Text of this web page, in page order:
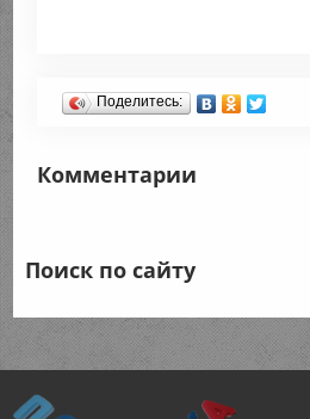
Поделитесь:
Комментарии
Поиск по сайту